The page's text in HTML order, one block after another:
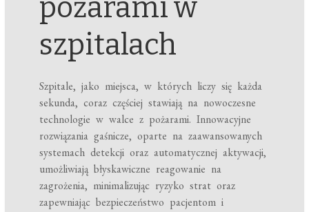
pożarami w
szpitalach
Szpitale, jako miejsca, w których liczy się każda
sekunda, coraz częściej stawiają na nowoczesne
technologie w walce z pożarami. Innowacyjne
rozwiązania gaśnicze, oparte na zaawansowanych
systemach detekcji oraz automatycznej aktywacji,
umożliwiają błyskawiczne reagowanie na
zagrożenia, minimalizując ryzyko strat oraz
zapewniając bezpieczeństwo pacjentom i